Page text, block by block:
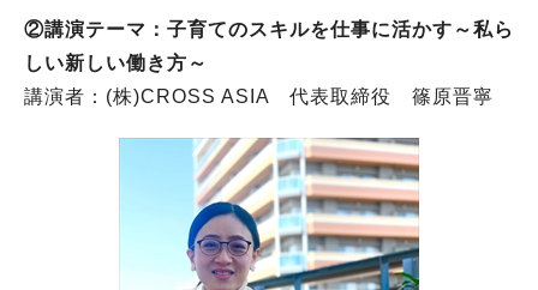
②講演テーマ：子育てのスキルを仕事に活かす～私ら
しい新しい働き方～
講演者：(株)CROSS ASIA 代表取締役 篠原晋寧